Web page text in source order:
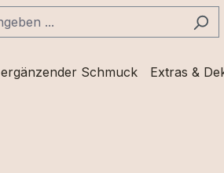
ergänzender Schmuck Extras &